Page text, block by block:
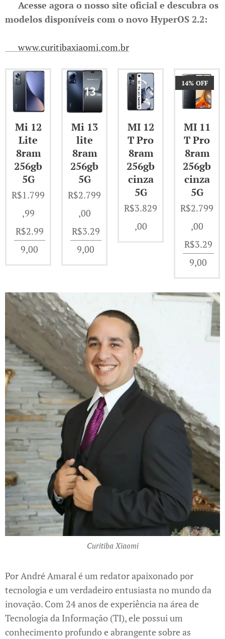
Acesse agora o nosso site oficial e descubra os
modelos disponíveis com o novo HyperOS 2.2:
🔗 www.curitibaxiaomi.com.br
Mi 12
Lite
8ram
256gb
5G
R$1.799
,99
R$2.99
9,00
Mi 13
lite
8ram
256gb
5G
R$2.799
,00
R$3.29
9,00
MI 12
T Pro
8ram
256gb
cinza
5G
R$3.829
,00
MI 11
T Pro
8ram
256gb
cinza
5G
14% OFF
R$2.799
,00
R$3.29
9,00
Curitiba Xiaomi
Por André Amaral é um redator apaixonado por
tecnologia e um verdadeiro entusiasta no mundo da
inovação. Com 24 anos de experiência na área de
Tecnologia da Informação (TI), ele possui um
conhecimento profundo e abrangente sobre as